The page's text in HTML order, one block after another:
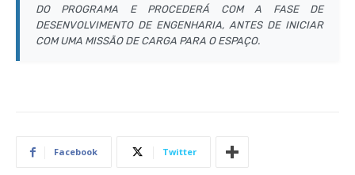
DO PROGRAMA E PROCEDERÁ COM A FASE DE
DESENVOLVIMENTO DE ENGENHARIA, ANTES DE INICIAR
COM UMA MISSÃO DE CARGA PARA O ESPAÇO.
Facebook Twitter